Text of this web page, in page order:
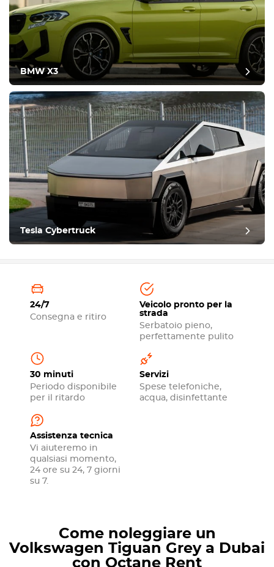
BMW X3
Tesla Cybertruck
24/7
Consegna e ritiro
Veicolo pronto per la
strada
Serbatoio pieno,
perfettamente pulito
30 minuti
Periodo disponibile
per il ritardo
Servizi
Spese telefoniche,
acqua, disinfettante
Assistenza tecnica
Vi aiuteremo in
qualsiasi momento,
24 ore su 24, 7 giorni
su 7.
Come noleggiare un
Volkswagen Tiguan Grey a Dubai
con Octane Rent